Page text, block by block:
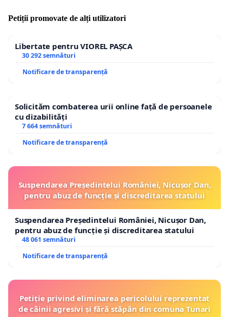
Petiții promovate de alți utilizatori
Libertate pentru VIOREL PAȘCA
30 292 semnături
Notificare de transparență
Solicităm combaterea urii online față de persoanele
cu dizabilități
7 664 semnături
Notificare de transparență
Suspendarea Președintelui României, Nicușor Dan,
pentru abuz de funcție și discreditarea statului
Suspendarea Președintelui României, Nicușor Dan,
pentru abuz de funcție și discreditarea statului
48 061 semnături
Notificare de transparență
Petiție privind eliminarea pericolului reprezentat
de câinii agresivi și fără stăpân din comuna Tunari